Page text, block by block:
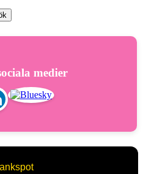
medier